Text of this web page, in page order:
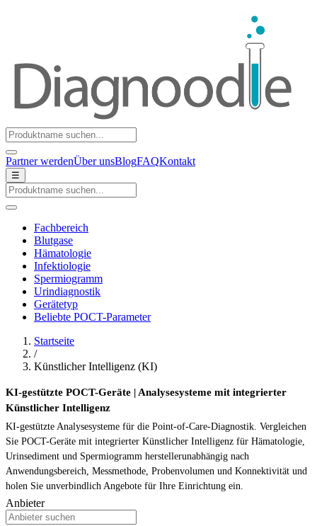
Partner werdenÜber unsBlogFAQKontakt
☰
Fachbereich
Blutgase
Hämatologie
Infektiologie
Spermiogramm
Urindiagnostik
Gerätetyp
Beliebte POCT-Parameter
Startseite
/
Künstlicher Intelligenz (KI)
KI-gestützte POCT-Geräte | Analysesysteme mit integrierter
Künstlicher Intelligenz
KI-gestützte Analysesysteme für die Point-of-Care-Diagnostik. Vergleichen
Sie POCT-Geräte mit integrierter Künstlicher Intelligenz für Hämatologie,
Urinsediment und Spermiogramm herstellerunabhängig nach
Anwendungsbereich, Messmethode, Probenvolumen und Konnektivität und
holen Sie unverbindlich Angebote für Ihre Einrichtung ein.
Anbieter